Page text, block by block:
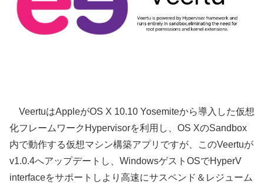
VeertuはAppleがOS X 10.10 Yosemiteから導入した仮想
化フレームワークHypervisorを利用し、OS XのSandbox
内で動作する仮想マシン構築アプリですが、このVeertuが
v1.0.4へアップデートし、WindowsゲストOSでHyperV
interfaceをサポートしより高速にサスペンド＆レジューム